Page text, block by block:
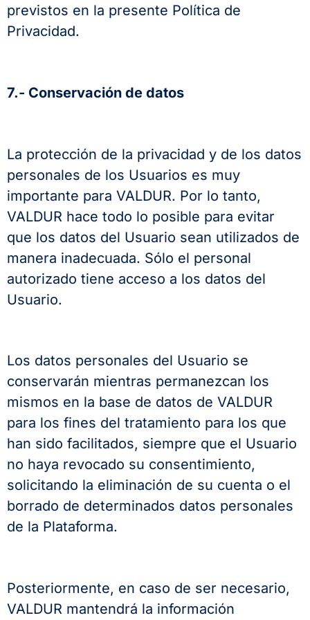
previstos en la presente Política de
Privacidad.
7.- Conservación de datos
La protección de la privacidad y de los datos
personales de los Usuarios es muy
importante para VALDUR. Por lo tanto,
VALDUR hace todo lo posible para evitar
que los datos del Usuario sean utilizados de
manera inadecuada. Sólo el personal
autorizado tiene acceso a los datos del
Usuario.
Los datos personales del Usuario se
conservarán mientras permanezcan los
mismos en la base de datos de VALDUR
para los fines del tratamiento para los que
han sido facilitados, siempre que el Usuario
no haya revocado su consentimiento,
solicitando la eliminación de su cuenta o el
borrado de determinados datos personales
de la Plataforma.
Posteriormente, en caso de ser necesario,
VALDUR mantendrá la información